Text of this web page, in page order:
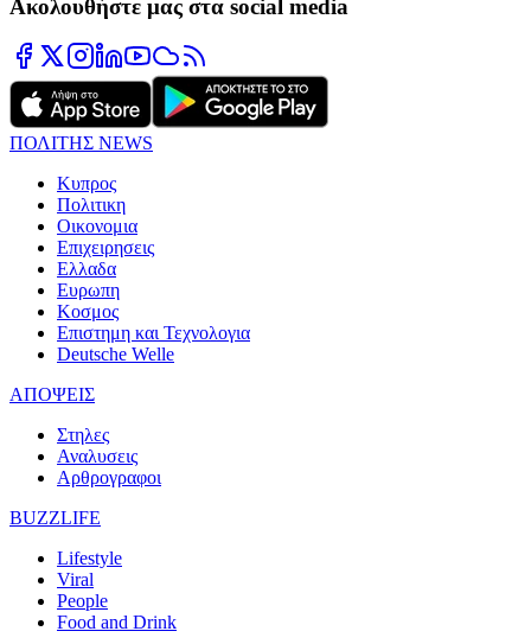
Ακολουθήστε μας στα social media
ΠΟΛΙΤΗΣ NEWS
Κυπρος
Πολιτικη
Οικονομια
Επιχειρησεις
Ελλαδα
Ευρωπη
Κοσμος
Επιστημη και Τεχνολογια
Deutsche Welle
ΑΠΟΨΕΙΣ
Στηλες
Αναλυσεις
Αρθρογραφοι
BUZZLIFE
Lifestyle
Viral
People
Food and Drink